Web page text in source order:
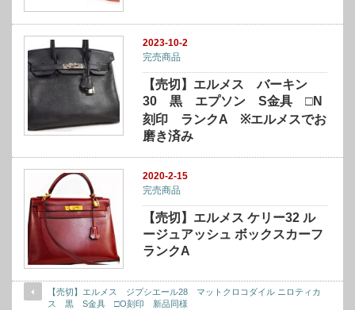
2023-10-2
完売商品
【売切】エルメス バーキン
30 黒 エプソン S金具 □N
刻印 ランクA ※エルメスでお
磨き済み
2020-2-15
完売商品
【売切】エルメス ケリー32 ル
ージュアッシュ ボックスカーフ
ランクA
【売切】エルメス ジプシエール28 マットクロコダイル ニロティカ
ス 黒 S金具 □O刻印 新品同様